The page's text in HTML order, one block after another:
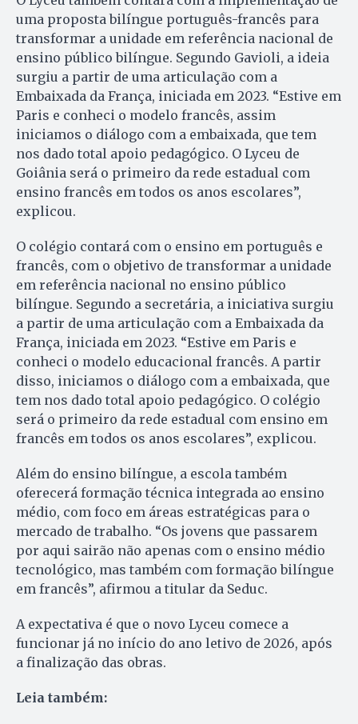
uma proposta bilíngue português-francês para
transformar a unidade em referência nacional de
ensino público bilíngue. Segundo Gavioli, a ideia
surgiu a partir de uma articulação com a
Embaixada da França, iniciada em 2023. “Estive em
Paris e conheci o modelo francês, assim
iniciamos o diálogo com a embaixada, que tem
nos dado total apoio pedagógico. O Lyceu de
Goiânia será o primeiro da rede estadual com
ensino francês em todos os anos escolares”,
explicou.
O colégio contará com o ensino em português e
francês, com o objetivo de transformar a unidade
em referência nacional no ensino público
bilíngue. Segundo a secretária, a iniciativa surgiu
a partir de uma articulação com a Embaixada da
França, iniciada em 2023. “Estive em Paris e
conheci o modelo educacional francês. A partir
disso, iniciamos o diálogo com a embaixada, que
tem nos dado total apoio pedagógico. O colégio
será o primeiro da rede estadual com ensino em
francês em todos os anos escolares”, explicou.
Além do ensino bilíngue, a escola também
oferecerá formação técnica integrada ao ensino
médio, com foco em áreas estratégicas para o
mercado de trabalho. “Os jovens que passarem
por aqui sairão não apenas com o ensino médio
tecnológico, mas também com formação bilíngue
em francês”, afirmou a titular da Seduc.
A expectativa é que o novo Lyceu comece a
funcionar já no início do ano letivo de 2026, após
a finalização das obras.
Leia também: